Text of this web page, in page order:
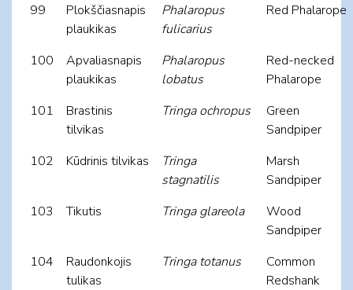
99
Plokščiasnapis
plaukikas
Phalaropus
fulicarius
Red Phalarope
100
Apvaliasnapis
plaukikas
Phalaropus
lobatus
Red-necked
Phalarope
101
Brastinis
tilvikas
Tringa ochropus
Green
Sandpiper
102
Kūdrinis tilvikas
Tringa
stagnatilis
Marsh
Sandpiper
103
Tikutis Tringa glareola
Wood
Sandpiper
104
Raudonkojis
tulikas
Tringa totanus
Common
Redshank